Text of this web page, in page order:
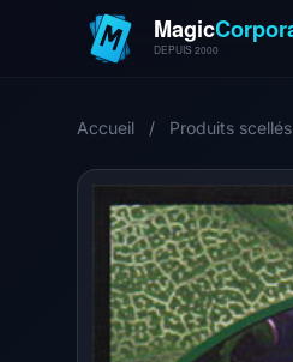
Accueil / Produits scellés